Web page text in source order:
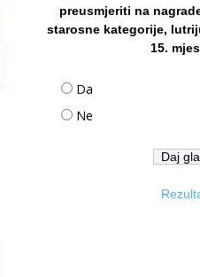
preusmjeriti na
starosne kategorije,
15.
Da
Ne